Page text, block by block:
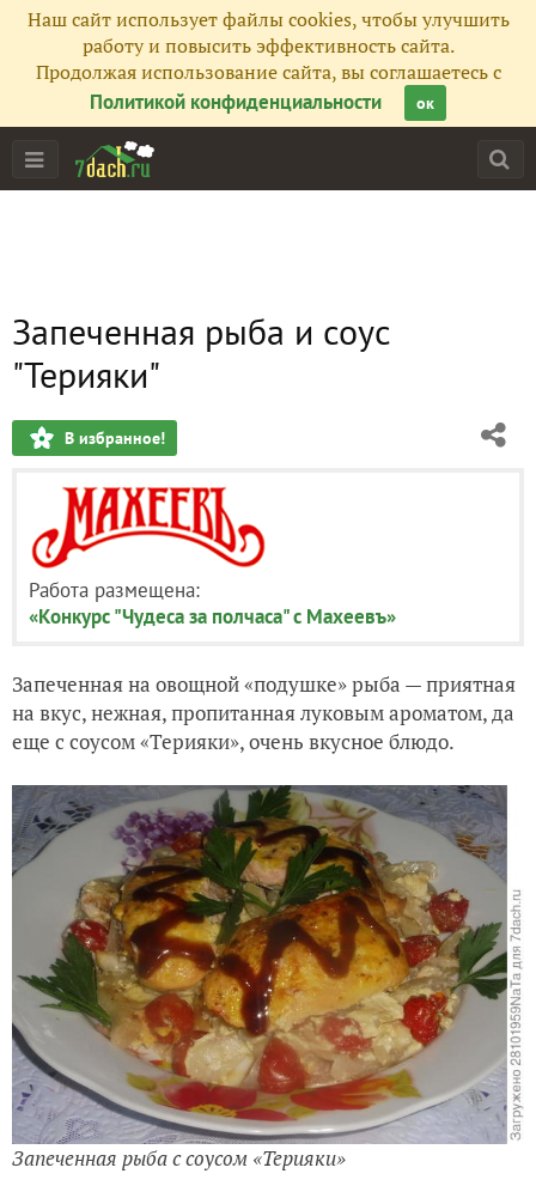
Наш сайт использует файлы cookies, чтобы улучшить
работу и повысить эффективность сайта.
Продолжая использование сайта, вы соглашаетесь с
Политикой конфиденциальности
ок
Запеченная рыба и соус
"Терияки"
В избранное!
Работа размещена:
«Конкурс "Чудеса за полчаса" с Махеевъ»
Запеченная на овощной «подушке» рыба — приятная
на вкус, нежная, пропитанная луковым ароматом, да
еще с соусом «Терияки», очень вкусное блюдо.
Запеченная рыба с соусом «Терияки»